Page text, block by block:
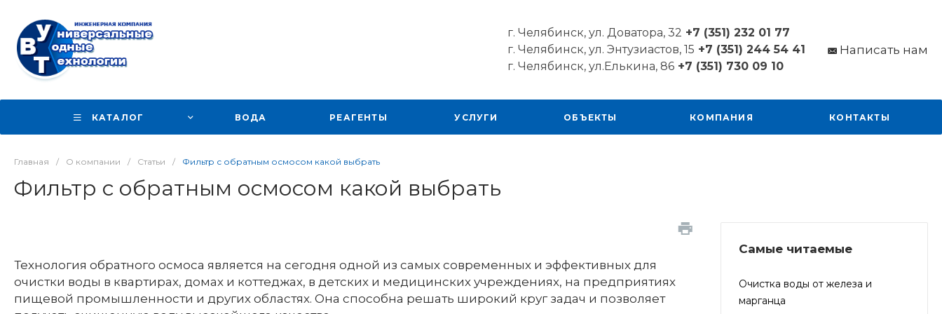
г. Челябинск, ул. Доватора, 32 +7 (351) 232 01 77
г. Челябинск, ул. Энтузиастов, 15 +7 (351) 244 54 41
г. Челябинск, ул.Елькина, 86 +7 (351) 730 09 10
Написать нам
КАТАЛОГ ВОДА РЕАГЕНТЫ УСЛУГИ ОБЪЕКТЫ КОМПАНИЯ КОНТАКТЫ
Главная / О компании / Статьи / Фильтр с обратным осмосом какой выбрать
Фильтр с обратным осмосом какой выбрать
Самые читаемые
Очистка воды от железа и
марганца
Технология обратного осмоса является на сегодня одной из самых современных и эффективных для
очистки воды в квартирах, домах и коттеджах, в детских и медицинских учреждениях, на предприятиях
пищевой промышленности и других областях. Она способна решать широкий круг задач и позволяет